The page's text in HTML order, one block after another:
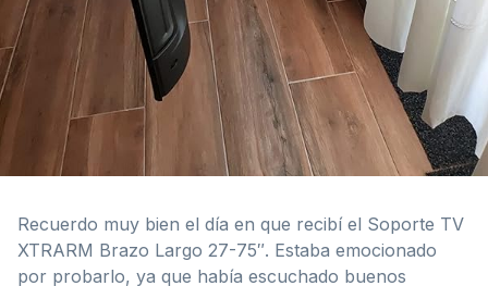
Recuerdo muy bien el día en que recibí el Soporte TV
XTRARM Brazo Largo 27-75″. Estaba emocionado
por probarlo, ya que había escuchado buenos